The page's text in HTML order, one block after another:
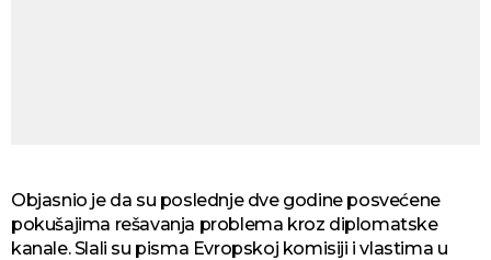
Objasnio je da su poslednje dve godine posvećene
pokušajima rešavanja problema kroz diplomatske
kanale. Slali su pisma Evropskoj komisiji i vlastima u